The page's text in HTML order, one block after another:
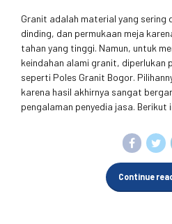
Granit adalah material yang sering
dinding, dan permukaan meja
tahan yang tinggi. Namun, untuk
keindahan alami granit, diperlukan
seperti Poles Granit Bogor.
karena hasil akhirnya sangat
pengalaman penyedia jasa. Berikut
Continue